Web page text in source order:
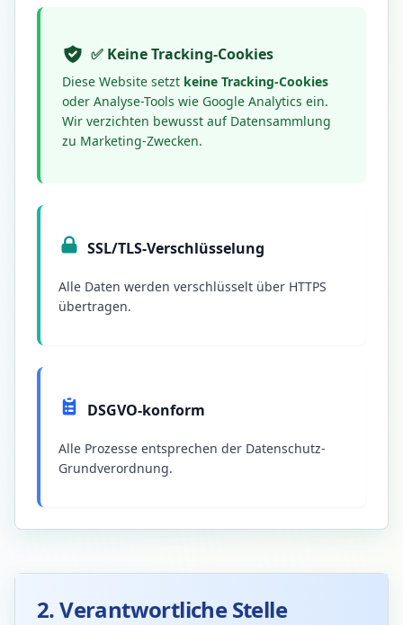
✅ Keine Tracking-Cookies
Diese Website setzt keine Tracking-Cookies
oder Analyse-Tools wie Google Analytics ein.
Wir verzichten bewusst auf Datensammlung
zu Marketing-Zwecken.
SSL/TLS-Verschlüsselung
Alle Daten werden verschlüsselt über HTTPS
übertragen.
DSGVO-konform
Alle Prozesse entsprechen der Datenschutz-
Grundverordnung.
2. Verantwortliche Stelle